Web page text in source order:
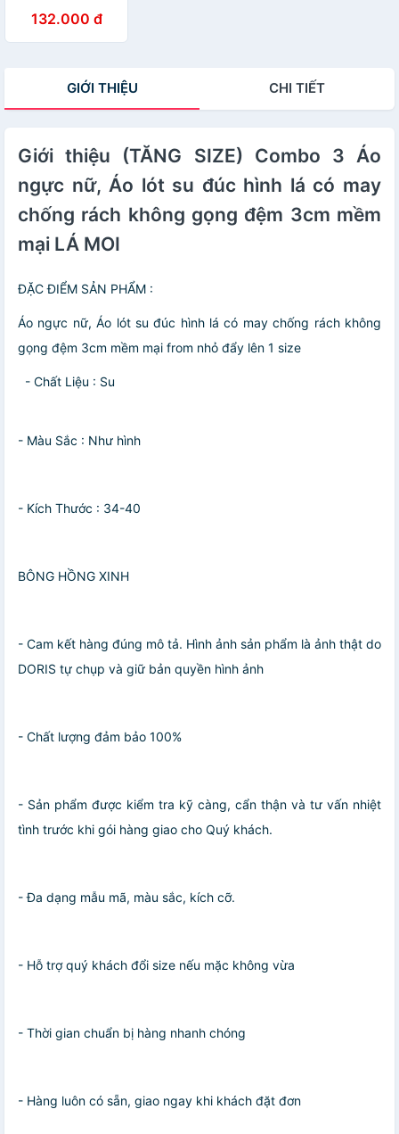
cỏ 4 lá, không
gọng, nâng đẩy
132.000 đ
GIỚI THIỆU CHI TIẾT
Giới thiệu (TĂNG SIZE) Combo 3 Áo
ngực nữ, Áo lót su đúc hình lá có may
chống rách không gọng đệm 3cm mềm
mại LÁ MOI
ĐẶC ĐIỂM SẢN PHẨM :
Áo ngực nữ, Áo lót su đúc hình lá có may chống rách không
gọng đệm 3cm mềm mại from nhỏ đẩy lên 1 size
- Chất Liệu : Su
- Màu Sắc : Như hình
- Kích Thước : 34-40
BÔNG HỒNG XINH
- Cam kết hàng đúng mô tả. Hình ảnh sản phẩm là ảnh thật do
DORIS tự chụp và giữ bản quyền hình ảnh
- Chất lượng đảm bảo 100%
- Sản phẩm được kiểm tra kỹ càng, cẩn thận và tư vấn nhiệt
tình trước khi gói hàng giao cho Quý khách.
- Đa dạng mẫu mã, màu sắc, kích cỡ.
- Hỗ trợ quý khách đổi size nếu mặc không vừa
- Thời gian chuẩn bị hàng nhanh chóng
- Hàng luôn có sẵn, giao ngay khi khách đặt đơn